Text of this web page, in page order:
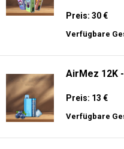
Preis: 30 €
Verfügbare
AirMez 12K
Preis: 13 €
Verfügbare